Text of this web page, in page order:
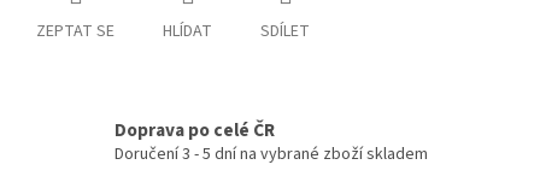
ZEPTAT SE HLÍDAT SDÍLET
Doprava po celé ČR
Doručení 3 - 5 dní na vybrané zboží skladem